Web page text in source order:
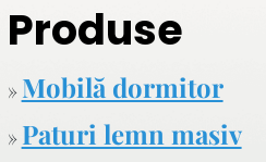
Produse
» Mobilă dormitor
» Paturi lemn masiv